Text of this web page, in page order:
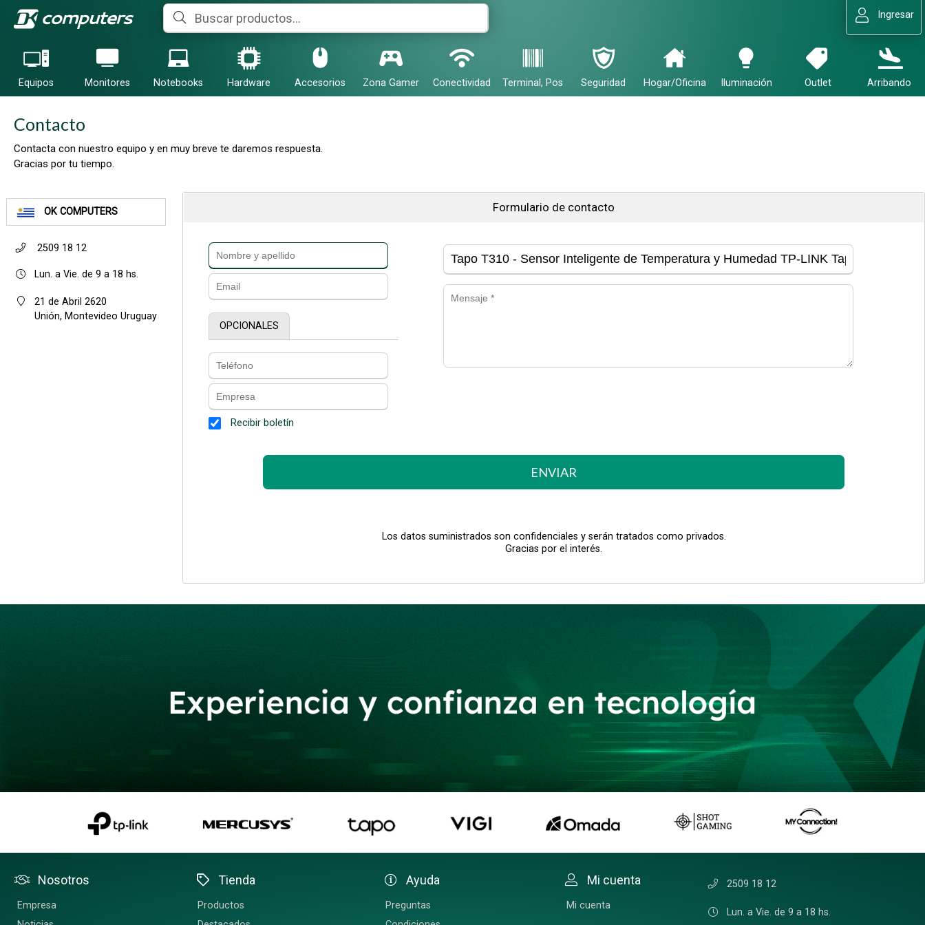
Ingresar
Equipos Monitores Notebooks Hardware Accesorios Zona Gamer Conectividad Terminal, Pos Seguridad Hogar/Oficina Iluminación Outlet Arribando
Contacto
Contacta con nuestro equipo y en muy breve te daremos respuesta.
Gracias por tu tiempo.
OK COMPUTERS
2509 18 12
Lun. a Vie. de 9 a 18 hs.
21 de Abril 2620
Unión, Montevideo Uruguay
Formulario de contacto
OPCIONALES
Recibir boletín
ENVIAR
Los datos suministrados son confidenciales y serán tratados como privados.
Gracias por el interés.
Nosotros
Empresa
Tienda
Productos
Ayuda
Preguntas
Mi cuenta
Mi cuenta
2509 18 12
Lun. a Vie. de 9 a 18 hs.